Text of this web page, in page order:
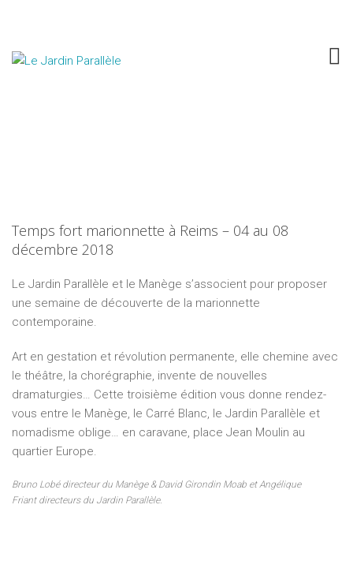
Temps fort marionnette à Reims – 04 au 08
décembre 2018
Le Jardin Parallèle et le Manège s’associent pour proposer
une semaine de découverte de la marionnette
contemporaine.
Art en gestation et révolution permanente, elle chemine avec
le théâtre, la chorégraphie, invente de nouvelles
dramaturgies… Cette troisième édition vous donne rendez-
vous entre le Manège, le Carré Blanc, le Jardin Parallèle et
nomadisme oblige… en caravane, place Jean Moulin au
quartier Europe.
Bruno Lobé directeur du Manège & David Girondin Moab et Angélique
Friant directeurs du Jardin Parallèle.